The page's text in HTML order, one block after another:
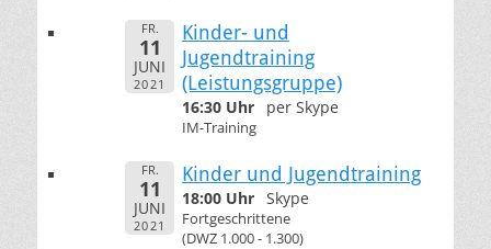
FR.
11
JUNI
2021
Kinder- und
Jugendtraining
(Leistungsgruppe)
16:30 Uhr per Skype
IM-Training
FR.
11
JUNI
2021
Kinder und Jugendtraining
18:00 Uhr Skype
Fortgeschrittene
(DWZ 1.000 - 1.300)